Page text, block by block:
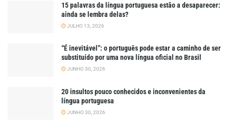
15 palavras da língua portuguesa estão a desaparecer:
ainda se lembra delas?
JULHO 13, 2026
“É inevitável”: o português pode estar a caminho de ser
substituído por uma nova língua oficial no Brasil
JUNHO 30, 2026
20 insultos pouco conhecidos e inconvenientes da
língua portuguesa
JUNHO 30, 2026